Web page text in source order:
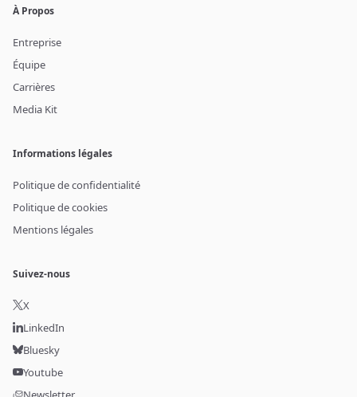
À Propos
Entreprise
Équipe
Carrières
Media Kit
Informations légales
Politique de confidentialité
Politique de cookies
Mentions légales
Suivez-nous
X
LinkedIn
Bluesky
Youtube